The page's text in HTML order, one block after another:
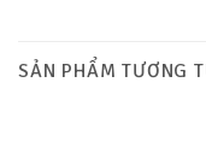
SẢN PHẨM TƯƠNG